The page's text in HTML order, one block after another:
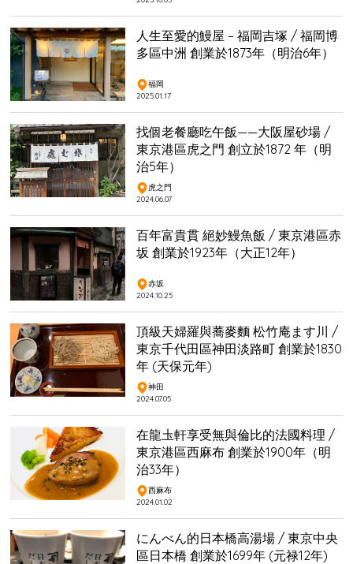
人生至愛的鰻屋 – 福岡吉塚 / 福岡博
多區中洲 創業於1873年（明治6年）
福岡
2025.01.17
找個老餐廳吃午飯——大阪屋砂場 /
東京港區虎之門 創立於1872 年（明
治5年）
虎之門
2024.06.07
百年富貴貫 絕妙鰻魚飯 / 東京港區赤
坂 創業於1923年（大正12年）
赤坂
2024.10.25
頂級天婦羅與蕎麥麵 松竹庵ます川 /
東京千代田區神田淡路町 創業於1830
年 (天保元年)
神田
2024.07.05
在龍圡軒享受無與倫比的法國料理 /
東京港區西麻布 創業於1900年（明
治33年）
西麻布
2024.01.02
にんべん的日本橋高湯場 / 東京中央
區日本橋 創業於1699年 (元禄12年)